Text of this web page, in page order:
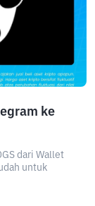
ke
dari Wallet
untuk